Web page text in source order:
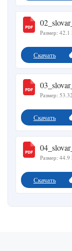
Размер: 42.1
Скачать
Размер:
Скачать
Размер: 44.9
Скачать